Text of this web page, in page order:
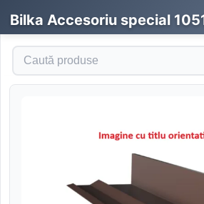
Bilka Accesoriu special
Caută produse